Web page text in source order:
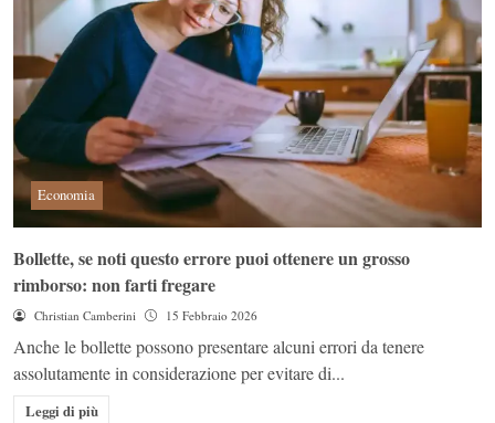
Economia
Bollette, se noti questo errore puoi ottenere un grosso
rimborso: non farti fregare
Christian Camberini 15 Febbraio 2026
Anche le bollette possono presentare alcuni errori da tenere
assolutamente in considerazione per evitare di...
Leggi di più